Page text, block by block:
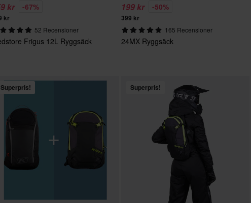
kr -67%
kr
52 Recensioner
Frigus 12L Ryggsäck
199 kr -50%
399 kr
165 Recensioner
24MX Ryggsäck
Superpris! Superpris!